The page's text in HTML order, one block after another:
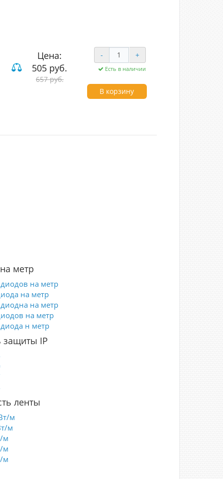
Цена:
505 руб.
657 руб.
- +
Есть в наличии
В корзину
метр
на метр
на метр
на метр
на метр
н метр
защиты IP
ленты
м
м
м
м
м